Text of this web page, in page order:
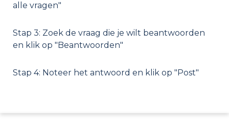
alle vragen"
Stap 3: Zoek de vraag die je wilt beantwoorden
en klik op "Beantwoorden"
Stap 4: Noteer het antwoord en klik op "Post"